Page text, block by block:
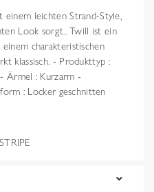
leichten Strand-Style,
Look sorgt.. Twill ist ein
charakteristischen
klassisch. - Produkttyp :
Ärmel : Kurzarm -
: Locker geschnitten